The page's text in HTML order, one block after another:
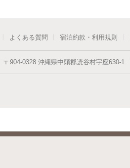
よくある質問 宿泊約款・利用規則
〒 904-0328 沖縄県中頭郡読谷村宇座630-1